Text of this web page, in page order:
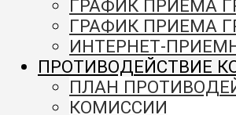
ГРАФИК ПРИЕМА
ГРАФИК ПРИЕМА
ИНТЕРНЕТ-
ПРОТИВОДЕЙСТВИЕ
ПЛАН
КОМИССИИ